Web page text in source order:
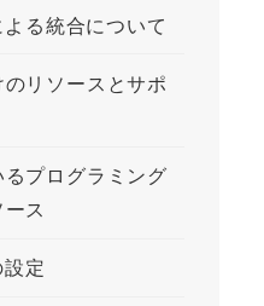
る統合について
リソースとサポ
プログラミング
ス
定